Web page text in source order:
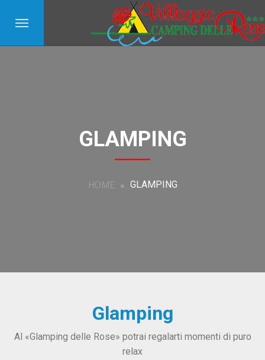
GLAMPING
HOME GLAMPING
Glamping
Al «Glamping delle Rose» potrai regalarti momenti di puro
relax